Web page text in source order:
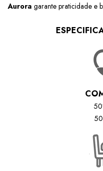
Aurora garante praticidade e